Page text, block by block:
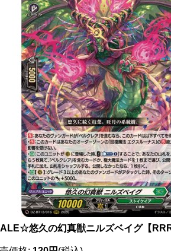
悠久の幻真獣ニルズベイグ【